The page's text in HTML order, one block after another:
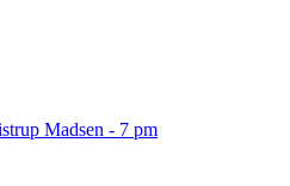
Madsen - 7 pm